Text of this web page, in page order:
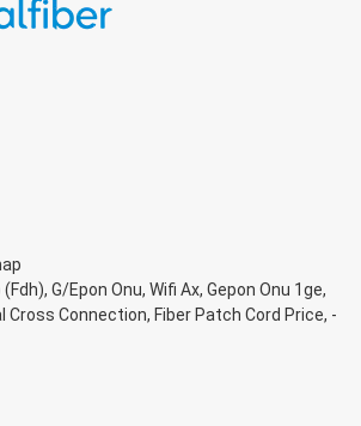
(Fdh), G/Epon Onu, Wifi Ax, Gepon Onu 1ge,
Cross Connection, Fiber Patch Cord Price, -